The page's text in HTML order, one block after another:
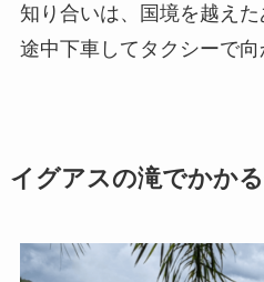
知り合いは、国境を越え
途中下車してタクシーで向
イグアスの滝でかか